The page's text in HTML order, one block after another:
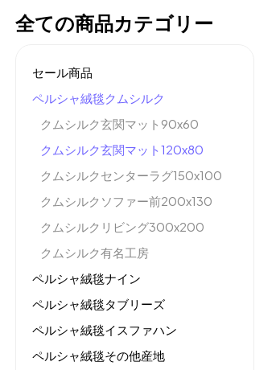
全ての商品カテゴリー
セール商品
ペルシャ絨毯クムシルク
クムシルク玄関マット90x60
クムシルク玄関マット120x80
クムシルクセンターラグ150x100
クムシルクソファー前200x130
クムシルクリビング300x200
クムシルク有名工房
ペルシャ絨毯ナイン
ペルシャ絨毯タブリーズ
ペルシャ絨毯イスファハン
ペルシャ絨毯その他産地